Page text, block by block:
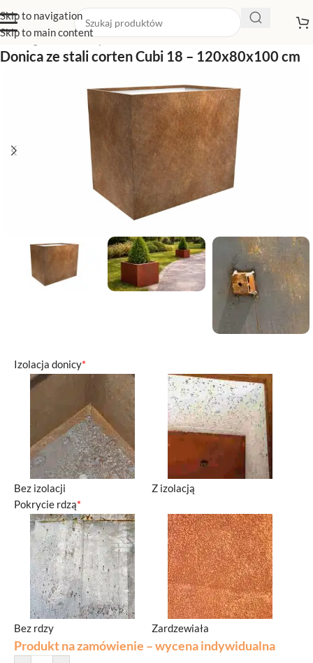
Skip to navigation
Skip to main content
Strona główna/Sklep z donicami/Duże donice
Donica ze stali corten Cubi 18 – 120x80x100 cm
*
Izolacja donicy
Bez izolacji
Z izolacją
*
Pokrycie rdzą
Bez rdzy Zardzewiała
Produkt na zamówienie – wycena indywidualna